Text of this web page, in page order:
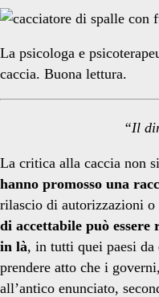
impossibile
La psicologa e
caccia. Buona lettura.
“Il
La critica alla caccia non
hanno promosso una
rilascio di autorizzazioni o
di accettabile può
in là, in tutti quei paesi
prendere atto che i
all’antico enunciato,